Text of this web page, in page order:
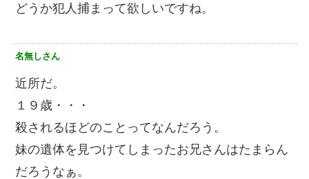
どうか犯人捕まって欲しいですね。
名無しさん
近所だ。
１９歳・・・
殺されるほどのことってなんだろう。
妹の遺体を見つけてしまったお兄さんはたまらん
だろうなぁ。